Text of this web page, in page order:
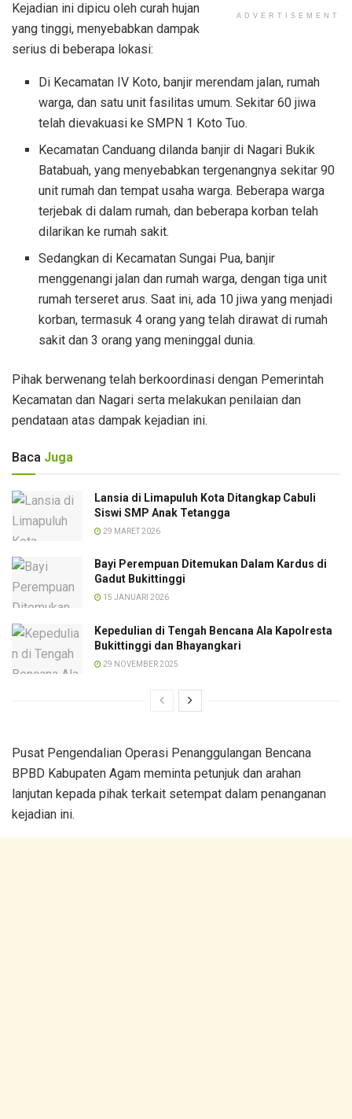
ADVERTISEMENT
Kejadian ini dipicu oleh curah hujan
yang tinggi, menyebabkan dampak
serius di beberapa lokasi:
Di Kecamatan IV Koto, banjir merendam jalan, rumah
warga, dan satu unit fasilitas umum. Sekitar 60 jiwa
telah dievakuasi ke SMPN 1 Koto Tuo.
Kecamatan Canduang dilanda banjir di Nagari Bukik
Batabuah, yang menyebabkan tergenangnya sekitar 90
unit rumah dan tempat usaha warga. Beberapa warga
terjebak di dalam rumah, dan beberapa korban telah
dilarikan ke rumah sakit.
Sedangkan di Kecamatan Sungai Pua, banjir
menggenangi jalan dan rumah warga, dengan tiga unit
rumah terseret arus. Saat ini, ada 10 jiwa yang menjadi
korban, termasuk 4 orang yang telah dirawat di rumah
sakit dan 3 orang yang meninggal dunia.
Pihak berwenang telah berkoordinasi dengan Pemerintah
Kecamatan dan Nagari serta melakukan penilaian dan
pendataan atas dampak kejadian ini.
Baca Juga
Lansia di Limapuluh Kota Ditangkap Cabuli
Siswi SMP Anak Tetangga
29 MARET 2026
Bayi Perempuan Ditemukan Dalam Kardus di
Gadut Bukittinggi
15 JANUARI 2026
Kepedulian di Tengah Bencana Ala Kapolresta
Bukittinggi dan Bhayangkari
29 NOVEMBER 2025
Pusat Pengendalian Operasi Penanggulangan Bencana
BPBD Kabupaten Agam meminta petunjuk dan arahan
lanjutan kepada pihak terkait setempat dalam penanganan
kejadian ini.